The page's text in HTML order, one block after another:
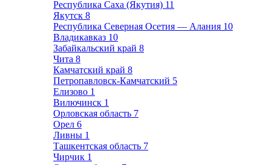
Республика Саха (Якутия) 11
Якутск 8
Республика Северная Осетия — Алания 10
Владикавказ 10
Забайкальский край 8
Чита 8
Камчатский край 8
Петропавловск-Камчатский 5
Елизово 1
Вилючинск 1
Орловская область 7
Орел 6
Ливны 1
Ташкентская область 7
Чирчик 1